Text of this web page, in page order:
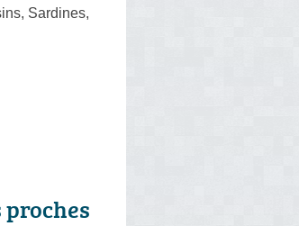
Sardines,